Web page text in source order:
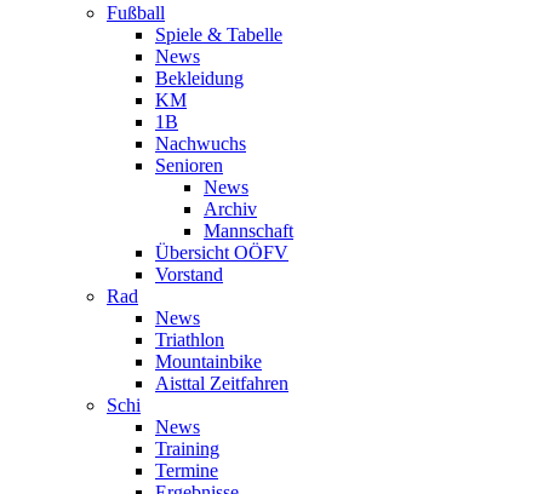
Fußball
Spiele & Tabelle
News
Bekleidung
KM
1B
Nachwuchs
Senioren
News
Archiv
Mannschaft
Übersicht OÖFV
Vorstand
Rad
News
Triathlon
Mountainbike
Aisttal Zeitfahren
Schi
News
Training
Termine